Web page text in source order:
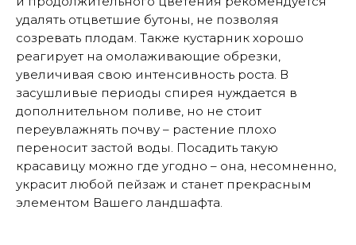
удалять отцветшие бутоны, не позволяя
созревать плодам. Также кустарник хорошо
реагирует на омолаживающие обрезки,
увеличивая свою интенсивность роста. В
засушливые периоды спирея нуждается в
дополнительном поливе, но не стоит
переувлажнять почву – растение плохо
переносит застой воды. Посадить такую
красавицу можно где угодно – она, несомненно,
украсит любой пейзаж и станет прекрасным
элементом Вашего ландшафта.